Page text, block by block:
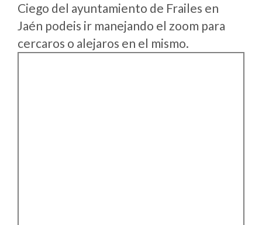
Ciego del ayuntamiento de Frailes en
Jaén podeis ir manejando el zoom para
cercaros o alejaros en el mismo.